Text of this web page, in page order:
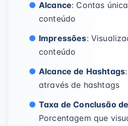
Alcance: Contas
conteúdo
Impressões:
conteúdo
Alcance de Hashtags
através de hashtags
Taxa de Conclusão
Porcentagem que